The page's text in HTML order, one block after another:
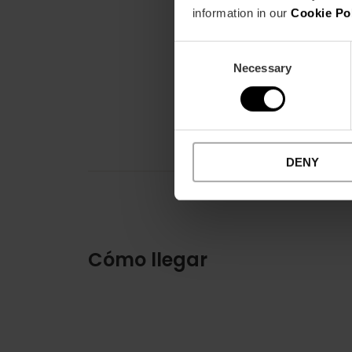
information in our Cookie
Necessary
DENY
Cómo llegar